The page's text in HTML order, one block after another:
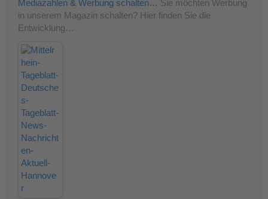
Mediazahlen & Werbung schalten… Sie möchten Werbung
in unserem Magazin schalten? Hier finden Sie die
Entwicklung…